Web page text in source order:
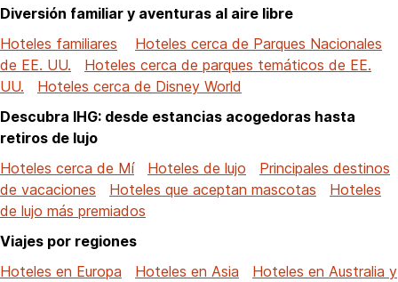
Diversión familiar y aventuras al aire libre
Hoteles familiares
Hoteles cerca de Parques Nacionales
de EE. UU.
Hoteles cerca de parques temáticos de EE.
UU.
Hoteles cerca de Disney World
Descubra IHG: desde estancias acogedoras hasta
retiros de lujo
Hoteles cerca de Mí
Hoteles de lujo
Principales destinos
de vacaciones
Hoteles que aceptan mascotas
Hoteles
de lujo más premiados
Viajes por regiones
Hoteles en Europa
Hoteles en Asia
Hoteles en Australia y